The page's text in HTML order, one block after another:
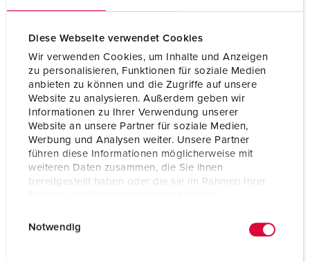
Diese Webseite verwendet Cookies
Wir verwenden Cookies, um Inhalte und Anzeigen
zu personalisieren, Funktionen für soziale Medien
anbieten zu können und die Zugriffe auf unsere
Website zu analysieren. Außerdem geben wir
Informationen zu Ihrer Verwendung unserer
Website an unsere Partner für soziale Medien,
Werbung und Analysen weiter. Unsere Partner
führen diese Informationen möglicherweise mit
weiteren Daten zusammen, die Sie ihnen
bereitgestellt haben oder die sie im Rahmen Ihrer
Notwendig
Volt 400 V
Tilkoblingsmåte skrukontakt
NAAR HET PRODUCT